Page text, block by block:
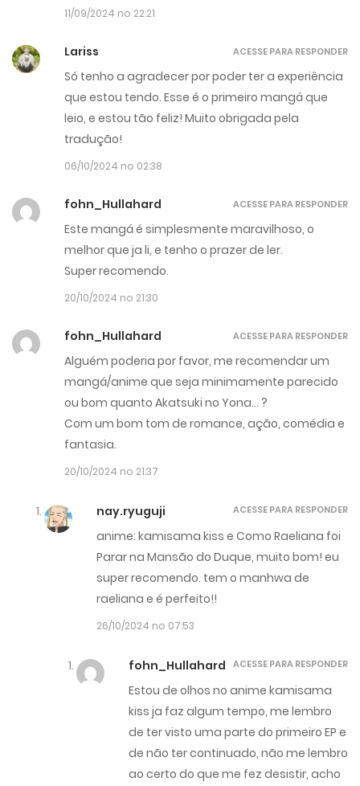
11/09/2024 no 22:21
Lariss
Só tenho a agradecer por poder ter a experiência
que estou tendo. Esse é o primeiro mangá que
leio, e estou tão feliz! Muito obrigada pela
tradução!
06/10/2024 no 02:38
ACESSE PARA RESPONDER
fohn_Hullahard
Este mangá é simplesmente maravilhoso, o
melhor que ja li, e tenho o prazer de ler.
Super recomendo.
20/10/2024 no 21:30
ACESSE PARA RESPONDER
fohn_Hullahard
Alguém poderia por favor, me recomendar um
mangá/anime que seja minimamente parecido
ou bom quanto Akatsuki no Yona… ?
Com um bom tom de romance, ação, comédia e
fantasia.
20/10/2024 no 21:37
ACESSE PARA RESPONDER
nay.ryuguji
anime: kamisama kiss e Como Raeliana foi
Parar na Mansão do Duque, muito bom! eu
super recomendo. tem o manhwa de
raeliana e é perfeito!!
26/10/2024 no 07:53
ACESSE PARA RESPONDER
fohn_Hullahard
Estou de olhos no anime kamisama
kiss ja faz algum tempo, me lembro
de ter visto uma parte do primeiro EP e
de não ter continuado, não me lembro
ao certo do que me fez desistir, acho
ACESSE PARA RESPONDER